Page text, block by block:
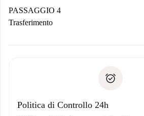
contatto con il proprietario.
Se rifiutata: non ti addebiteremo
Domiciliazione del pagamento
PASSAGGIO 4
Trasferimento
solo se non segnali problemi.
Politica di Controllo 24h